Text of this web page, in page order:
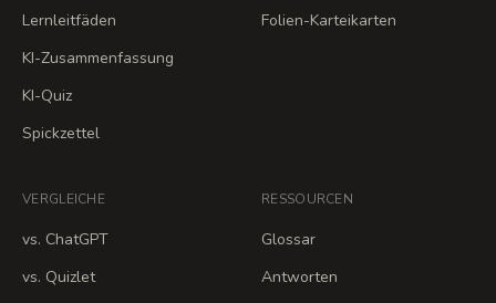
Lernleitfäden
KI-Zusammenfassung
KI-Quiz
Spickzettel
Folien-Karteikarten
VERGLEICHE
vs. ChatGPT
vs. Quizlet
RESSOURCEN
Glossar
Antworten